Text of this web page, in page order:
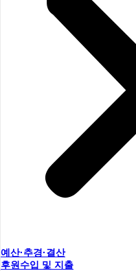
예산·추경·결산
후원수입 및 지출